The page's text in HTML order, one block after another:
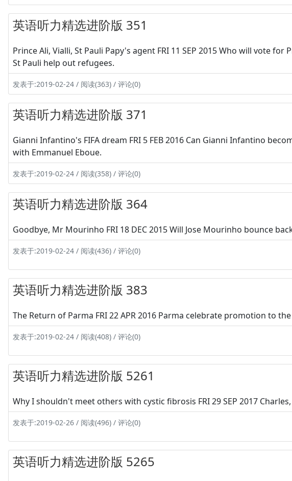
英语听力精选进阶版 351
Prince Ali, Vialli, St Pauli Papy's agent FRI 11 SEP 2015 Who will vote for
St Pauli help out refugees.
发表于:2019-02-24 / 阅读(363) / 评论(0)
英语听力精选进阶版 371
Gianni Infantino's FIFA dream FRI 5 FEB 2016 Can Gianni Infantino
with Emmanuel Eboue.
发表于:2019-02-24 / 阅读(358) / 评论(0)
英语听力精选进阶版 364
Goodbye, Mr Mourinho FRI 18 DEC 2015 Will Jose Mourinho bounce
发表于:2019-02-24 / 阅读(436) / 评论(0)
英语听力精选进阶版 383
The Return of Parma FRI 22 APR 2016 Parma celebrate promotion to
发表于:2019-02-24 / 阅读(408) / 评论(0)
英语听力精选进阶版 5261
Why I shouldn't meet others with cystic fibrosis FRI 29 SEP 2017
发表于:2019-02-26 / 阅读(496) / 评论(0)
英语听力精选进阶版 5265